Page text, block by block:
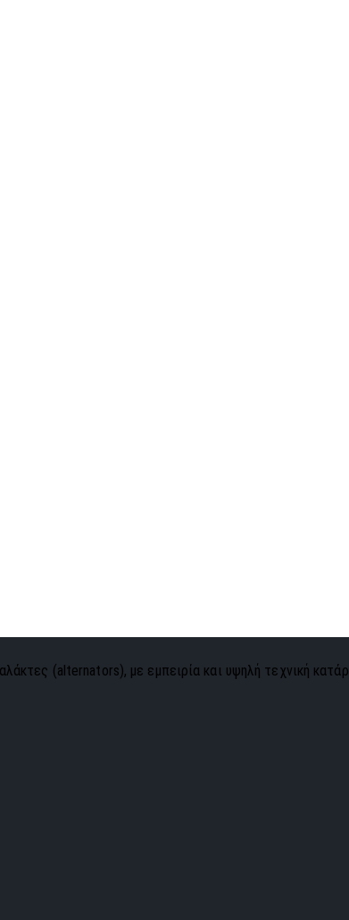
(alternators), με εμπειρία και υψηλή τεχνική